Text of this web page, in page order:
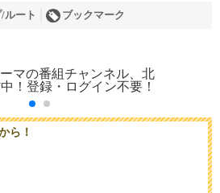
ルート ブックマーク
ら！